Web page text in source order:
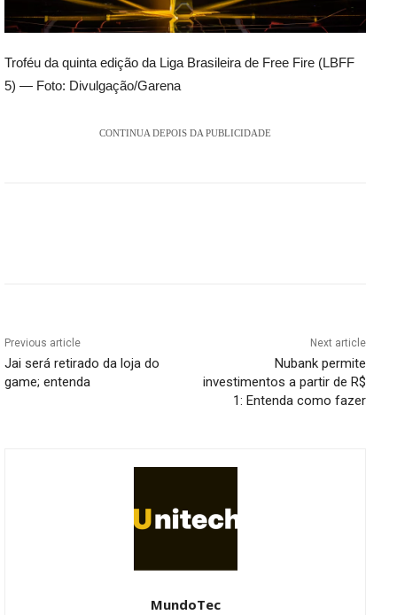
Troféu da quinta edição da Liga Brasileira de Free Fire (LBFF
5) — Foto: Divulgação/Garena
CONTINUA DEPOIS DA PUBLICIDADE
Previous article
Jai será retirado da loja do
game; entenda
Next article
Nubank permite
investimentos a partir de R$
1: Entenda como fazer
MundoTec